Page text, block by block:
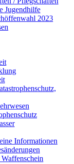
Jugendhilfe
2023
Informationen